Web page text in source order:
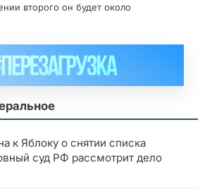
второго он будет около
к Яблоку о снятии списка
суд РФ рассмотрит дело